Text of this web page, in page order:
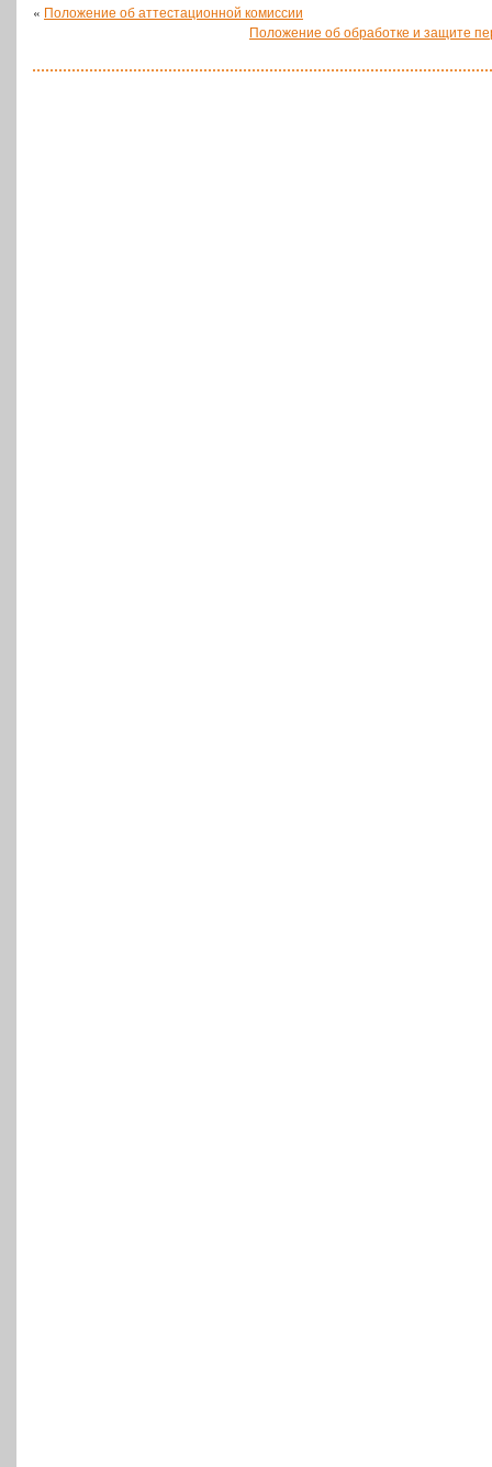
« Положение об аттестационной комиссии
Положение об обработке и защите